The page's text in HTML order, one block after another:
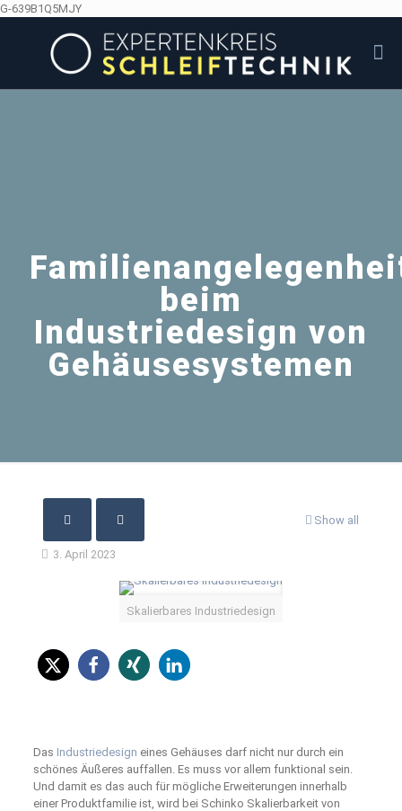
G-639B1Q5MJY
beim
Industriedesign von
Gehäusesystemen
Show all
3. April 2023
Skalierbares Industriedesign
Das Industriedesign eines Gehäuses darf nicht nur durch ein
schönes Äußeres auffallen. Es muss vor allem funktional sein.
Und damit es das auch für mögliche Erweiterungen innerhalb
einer Produktfamilie ist, wird bei Schinko Skalierbarkeit von